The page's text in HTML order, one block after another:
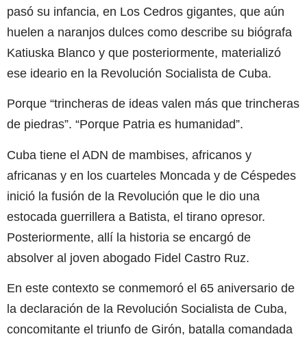
pasó su infancia, en Los Cedros gigantes, que aún
huelen a naranjos dulces como describe su biógrafa
Katiuska Blanco y que posteriormente, materializó
ese ideario en la Revolución Socialista de Cuba.
Porque “trincheras de ideas valen más que trincheras
de piedras”. “Porque Patria es humanidad”.
Cuba tiene el ADN de mambises, africanos y
africanas y en los cuarteles Moncada y de Céspedes
inició la fusión de la Revolución que le dio una
estocada guerrillera a Batista, el tirano opresor.
Posteriormente, allí la historia se encargó de
absolver al joven abogado Fidel Castro Ruz.
En este contexto se conmemoró el 65 aniversario de
la declaración de la Revolución Socialista de Cuba,
concomitante el triunfo de Girón, batalla comandada